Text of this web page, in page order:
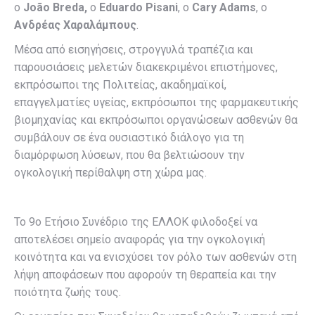
ο João Breda, ο Eduardo Pisani, ο Cary Adams, ο
Ανδρέας Χαραλάμπους.
Μέσα από εισηγήσεις, στρογγυλά τραπέζια και
παρουσιάσεις μελετών διακεκριμένοι επιστήμονες,
εκπρόσωποι της Πολιτείας, ακαδημαϊκοί,
επαγγελματίες υγείας, εκπρόσωποι της φαρμακευτικής
βιομηχανίας και εκπρόσωποι οργανώσεων ασθενών θα
συμβάλουν σε ένα ουσιαστικό διάλογο για τη
διαμόρφωση λύσεων, που θα βελτιώσουν την
ογκολογική περίθαλψη στη χώρα μας.
Το 9ο Ετήσιο Συνέδριο της ΕΛΛΟΚ φιλοδοξεί να
αποτελέσει σημείο αναφοράς για την ογκολογική
κοινότητα και να ενισχύσει τον ρόλο των ασθενών στη
λήψη αποφάσεων που αφορούν τη θεραπεία και την
ποιότητα ζωής τους.